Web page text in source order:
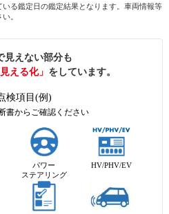
る鑑定日の鑑定結果となります。車両情報等
。
見えない部分も
見える化」 をしています。
検項目(例)
書からご確認ください
パワー
ステアリング
HV/PHV/EV